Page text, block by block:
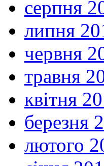
серпня
липня
червня
травня
квітня
березня
лютого